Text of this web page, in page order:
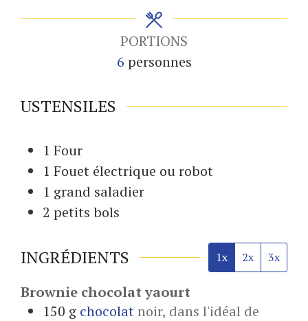
PORTIONS
6 personnes
USTENSILES
1 Four
1 Fouet électrique ou robot
1 grand saladier
2 petits bols
INGRÉDIENTS 1x 2x 3x
Brownie chocolat yaourt
150 g chocolatnoir, dans l'idéal de